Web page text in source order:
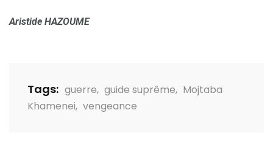
Aristide HAZOUME
Tags: guerre, guide suprême, Mojtaba
Khamenei, vengeance